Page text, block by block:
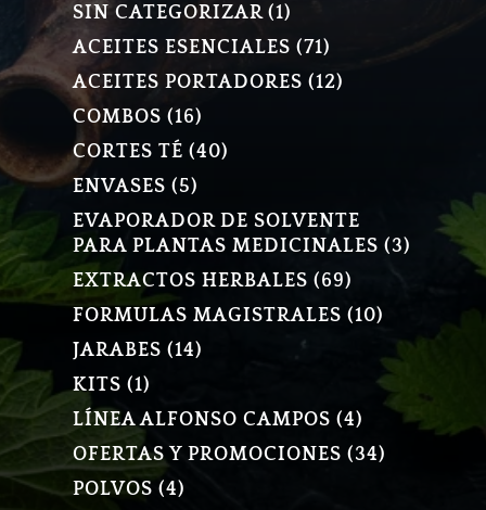
SIN CATEGORIZAR 11
PRODUCTO
ACEITES ESENCIALES 7171
PRODUCTOS
ACEITES PORTADORES 1212
COMBOS 1616
PRODUCTOS
CORTES TÉ 4040
ENVASES 55
PRODUCTOS
EVAPORADOR DE SOLVENTE
PARA PLANTAS MEDICINALES
33
EXTRACTOS HERBALES 6969
PRODUCTOS
FORMULAS MAGISTRALES 1010
JARABES 1414
KITS 11
PRODUCTO
LÍNEA ALFONSO CAMPOS 44
PRODUCTOS
OFERTAS Y PROMOCIONES 3434
POLVOS 44